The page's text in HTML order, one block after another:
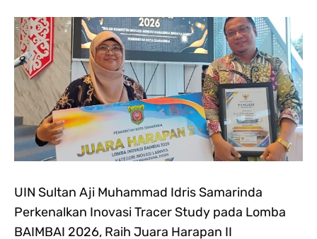
UIN Sultan Aji Muhammad Idris Samarinda
Perkenalkan Inovasi Tracer Study pada Lomba
BAIMBAI 2026, Raih Juara Harapan II